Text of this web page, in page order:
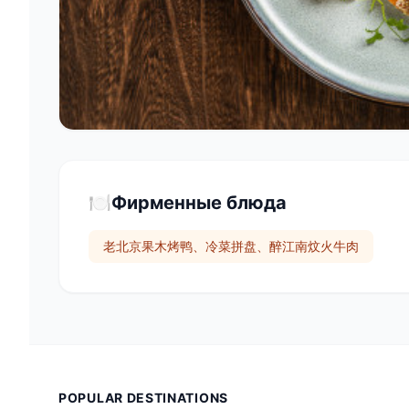
🍽️Фирменные блюда
老北京果木烤鸭、冷菜拼盘、醉江南炆火牛肉
POPULAR DESTINATIONS